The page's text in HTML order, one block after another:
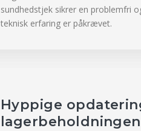
sundhedstjek sikrer en problemfri
teknisk erfaring er påkrævet.
Hyppige
lagerbeholdningen